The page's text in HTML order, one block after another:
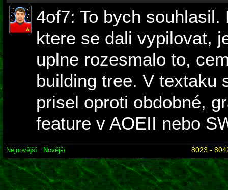
4of7: To bych
ktere se dali vypilovat,
uplne rozesmalo to,
building tree. V textaku
prisel oproti obdobné,
feature v AOEII nebo
Nejnovější Novější 8023 -